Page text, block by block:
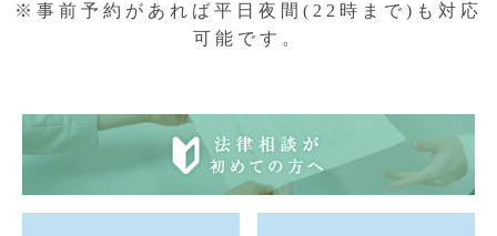
※事前予約があれば平日夜間(22時まで)も対応
可能です。